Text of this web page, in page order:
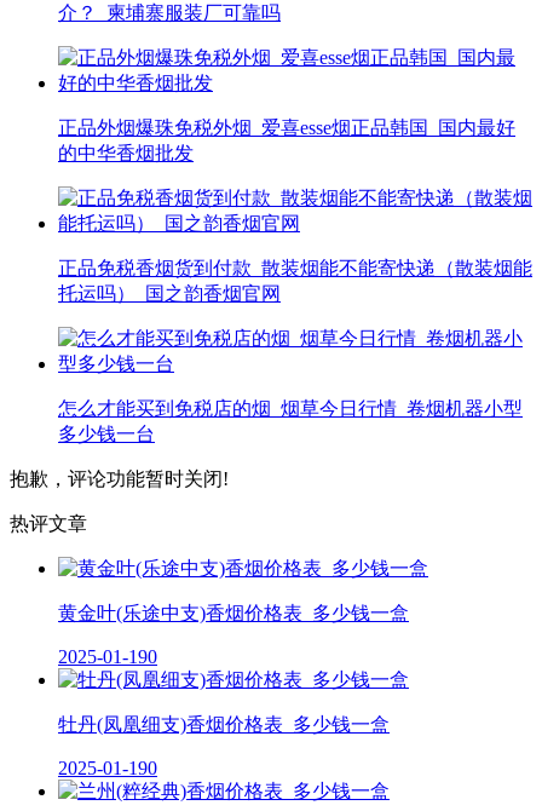
介？_柬埔寨服装厂可靠吗
正品外烟爆珠免税外烟_爱喜esse烟正品韩国_国内最好
的中华香烟批发
正品免税香烟货到付款_散装烟能不能寄快递（散装烟能
托运吗）_国之韵香烟官网
怎么才能买到免税店的烟_烟草今日行情_卷烟机器小型
多少钱一台
抱歉，评论功能暂时关闭!
热评文章
黄金叶(乐途中支)香烟价格表_多少钱一盒
2025-01-190
牡丹(凤凰细支)香烟价格表_多少钱一盒
2025-01-190